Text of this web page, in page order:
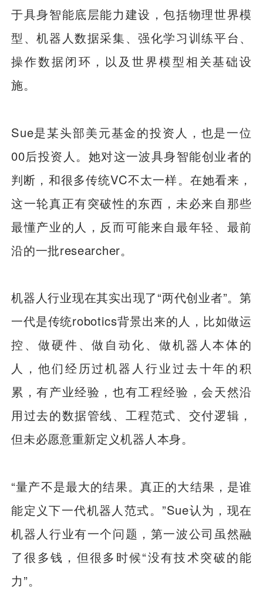
于具身智能底层能力建设，包括物理世界模
型、机器人数据采集、强化学习训练平台、
操作数据闭环，以及世界模型相关基础设
施。
Sue是某头部美元基金的投资人，也是一位
00后投资人。她对这一波具身智能创业者的
判断，和很多传统VC不太一样。在她看来，
这一轮真正有突破性的东西，未必来自那些
最懂产业的人，反而可能来自最年轻、最前
沿的一批researcher。
机器人行业现在其实出现了“两代创业者”。第
一代是传统robotics背景出来的人，比如做运
控、做硬件、做自动化、做机器人本体的
人，他们经历过机器人行业过去十年的积
累，有产业经验，也有工程经验，会天然沿
用过去的数据管线、工程范式、交付逻辑，
但未必愿意重新定义机器人本身。
“量产不是最大的结果。真正的大结果，是谁
能定义下一代机器人范式。”Sue认为，现在
机器人行业有一个问题，第一波公司虽然融
了很多钱，但很多时候“没有技术突破的能
力”。